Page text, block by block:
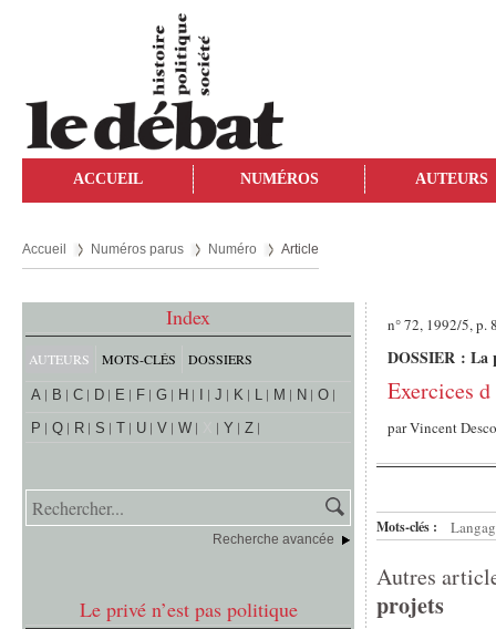
ACCUEIL NUMÉROS AUTEURS
Accueil Numéros parus Numéro Article
Index
AUTEURS MOTS-CLÉS DOSSIERS
A B C D E F G H J K L M N
O
P
Q R S T U V W Y Z
Recherche avancée
Le privé n’est pas politique
n° 72, 1992/5, p.
DOSSIER : La
Exercices
parVincent
Mots-clés :
Autres
projets